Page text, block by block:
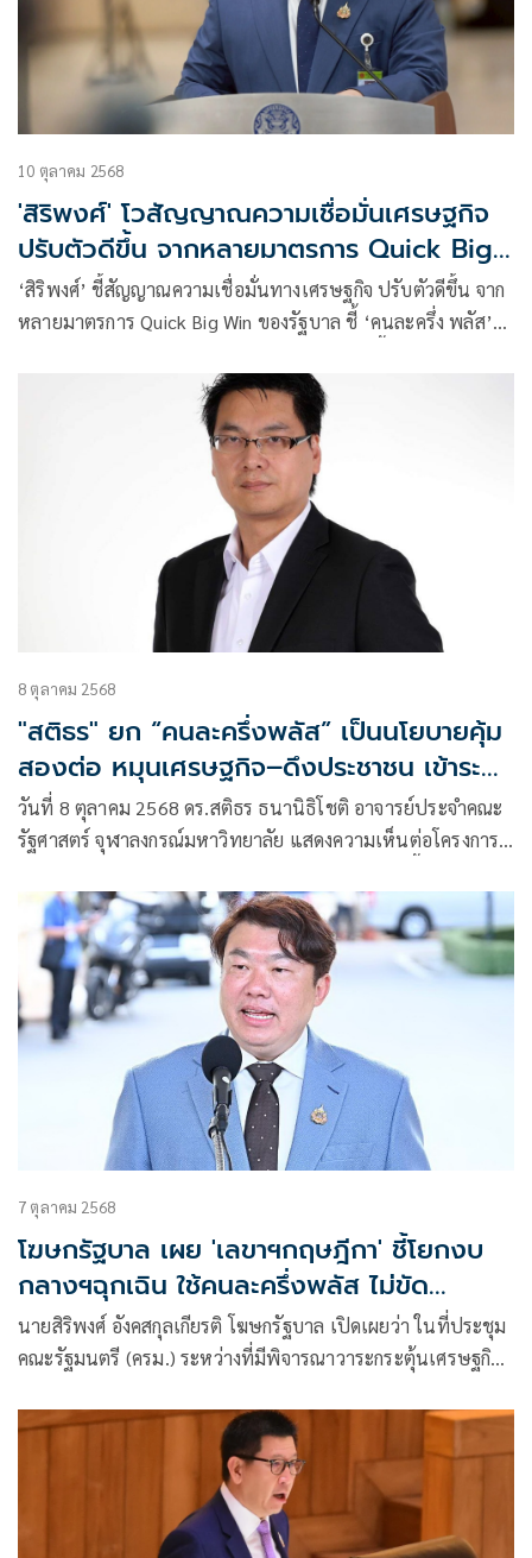
10 ตุลาคม 2568
'สิริพงศ์' โวสัญญาณความเชื่อมั่นเศรษฐกิจ
ปรับตัวดีขึ้น จากหลายมาตรการ Quick Big
Win
‘สิริพงศ์’ ชี้สัญญาณความเชื่อมั่นทางเศรษฐกิจ ปรับตัวดีขึ้น จาก
หลายมาตรการ Quick Big Win ของรัฐบาล ชี้ ‘คนละครึ่ง พลัส’
8 ตุลาคม 2568
"สติธร" ยก “คนละครึ่งพลัส” เป็นนโยบายคุ้ม
สองต่อ หมุนเศรษฐกิจ–ดึงประชาชน เข้าระบบ
ภาษี
วันที่ 8 ตุลาคม 2568 ดร.สติธร ธนานิธิโชติ อาจารย์ประจำคณะ
รัฐศาสตร์ จุฬาลงกรณ์มหาวิทยาลัย แสดงความเห็นต่อโครงการ
เป็นการต่อยอดนโยบายที่ประชาชนคุ้นเคยอยู่แล้ว
7 ตุลาคม 2568
โฆษกรัฐบาล เผย 'เลขาฯกฤษฎีกา' ชี้โยกงบ
กลางฯฉุกเฉิน ใช้คนละครึ่งพลัส ไม่ขัด
กฎหมาย
นายสิริพงศ์ อังคสกุลเกียรติ โฆษกรัฐบาล เปิดเผยว่า ในที่ประชุม
คณะรัฐมนตรี (ครม.) ระหว่างที่มีพิจารณาวาระกระตุ้นเศรษฐกิจ
ข้อกังวลในเรื่องของการใช้งบกลางรายการสำรองจ่ายกรณีฉุกเฉิน